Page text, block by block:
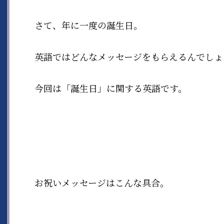
さて、年に一度の誕生日。
英語ではどんなメッセージをもらえるんでし
今回は「誕生日」に関する英語です。
お祝いメッセージはこんな具合。